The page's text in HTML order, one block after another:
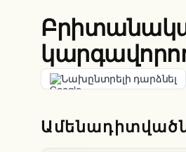
Նախընտրելի դարձնել